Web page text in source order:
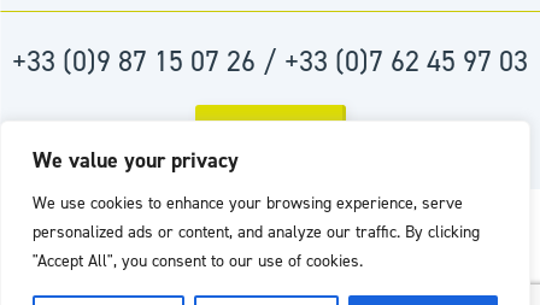
We value your privacy
We use cookies to enhance your browsing experience, serve
personalized ads or content, and analyze our traffic. By clicking
"Accept All", you consent to our use of cookies.
+33 (0)9 87 15 07 26 / +33 (0)7 62 45 97 03
Réalisation : Agence D2PROD